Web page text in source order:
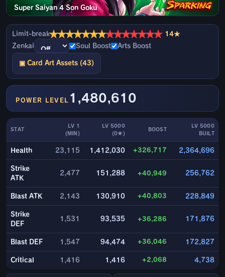
Super Saiyan 4 Son Goku
Limit-break★★★★★★★★★★★★★★ 14★
Zenkai
Soul Boost Arts Boost
▣ Card Art Assets (43)
POWER LEVEL 1,480,610
STAT
LV 1
(MIN)
LV 5000
(0★)
BOOST
LV 5000
BUILT
Health 23,115 1,412,030 +326,717 2,364,696
Strike
ATK
2,477 151,288 +40,949 256,762
Blast ATK 2,143 130,910 +40,803 228,849
Strike
DEF
1,531 93,535 +36,286 171,876
Blast DEF 1,547 94,474 +36,046 172,827
Critical 1,416 1,416 +2,068 4,738